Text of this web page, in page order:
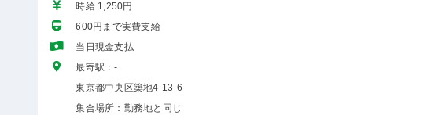
時給 1,250円
600円まで実費支給
当日現金支払
最寄駅：-
東京都中央区築地4-13-6
集合場所：勤務地と同じ